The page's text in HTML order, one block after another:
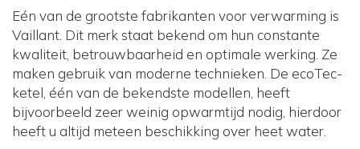
Eén van de grootste fabrikanten voor verwarming is
Vaillant. Dit merk staat bekend om hun constante
kwaliteit, betrouwbaarheid en optimale werking. Ze
maken gebruik van moderne technieken. De ecoTec-
ketel, één van de bekendste modellen, heeft
bijvoorbeeld zeer weinig opwarmtijd nodig, hierdoor
heeft u altijd meteen beschikking over heet water.